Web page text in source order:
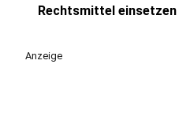
Rechtsmittel einsetzen
Anzeige